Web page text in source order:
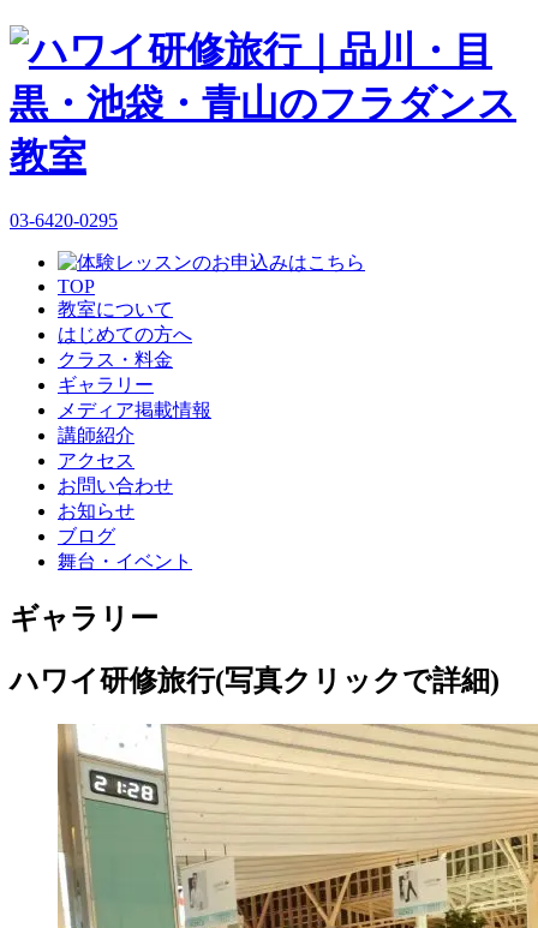
03-6420-0295
TOP
教室について
はじめての方へ
クラス・料金
ギャラリー
メディア掲載情報
講師紹介
アクセス
お問い合わせ
お知らせ
ブログ
舞台・イベント
ギャラリー
ハワイ研修旅行(写真クリックで詳細)